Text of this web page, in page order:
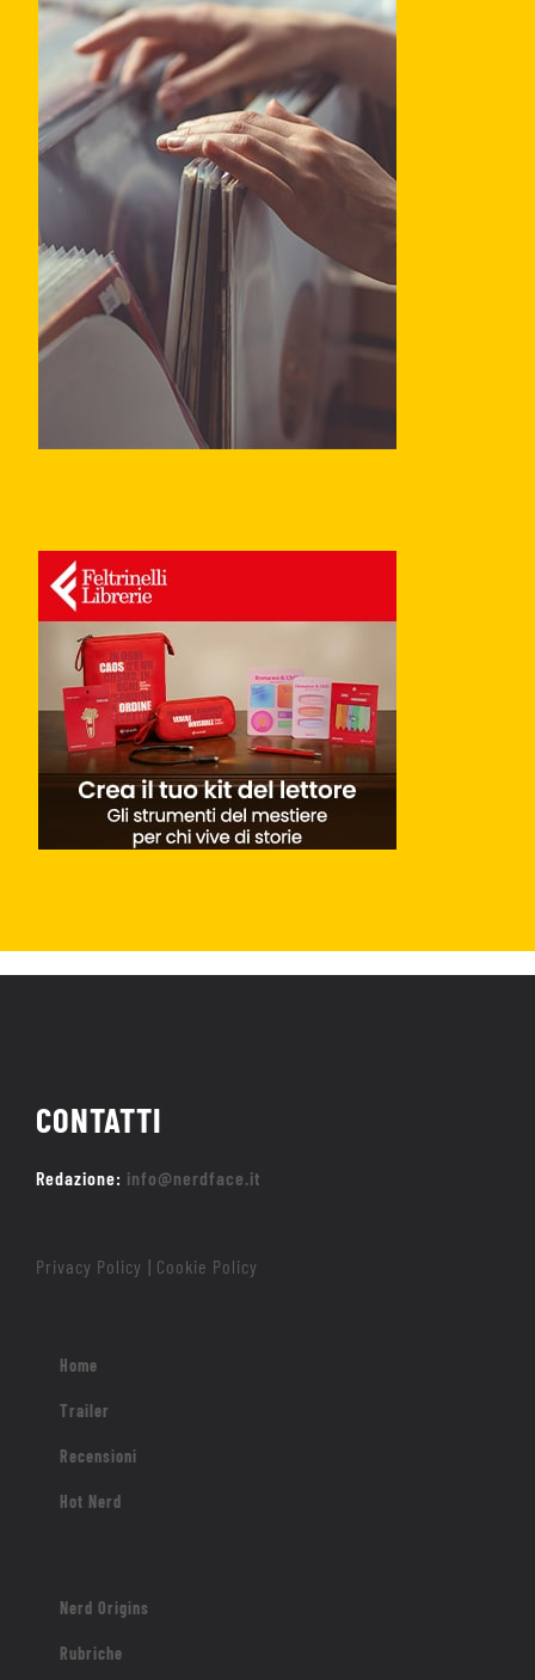
CONTATTI
Redazione: info@nerdface.it
Privacy Policy Cookie Policy
Home
Trailer
Recensioni
Hot Nerd
Nerd Origins
Rubriche